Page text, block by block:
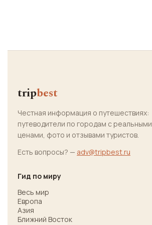
tripbest
Честная информация о путешествиях:
путеводители по городам с реальными
ценами, фото и отзывами туристов.
Есть вопросы? — adv@tripbest.ru
Гид по миру
Весь мир
Европа
Азия
Ближний Восток